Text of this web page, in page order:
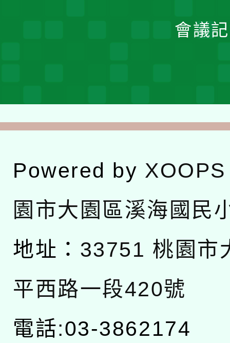
會議
Powered by XOOPS
園市大園區溪海國民
地址： 33751 桃園市
平西路一段420號
電話:03-3862174